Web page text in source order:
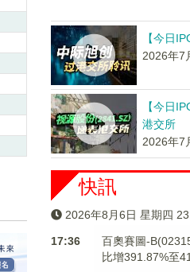
【今日
2026年7
【今日
港交所
2026年7
快訊
2026年8月6日 星期四
17:36
百奧賽圖-
比增391.87%至